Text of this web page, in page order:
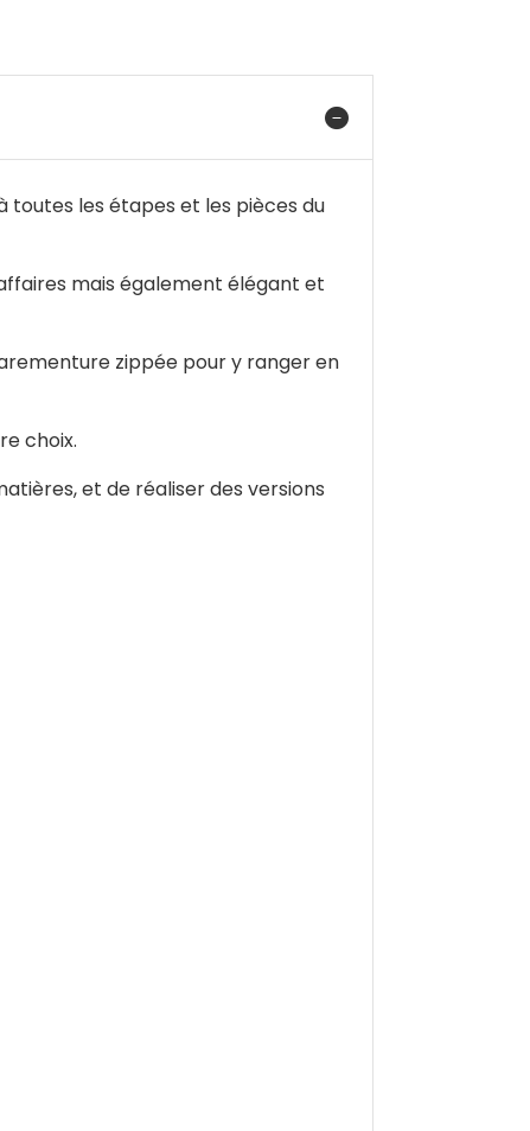
toutes les étapes et les pièces du
mais également élégant et
zippée pour y ranger en
choix.
et de réaliser des versions